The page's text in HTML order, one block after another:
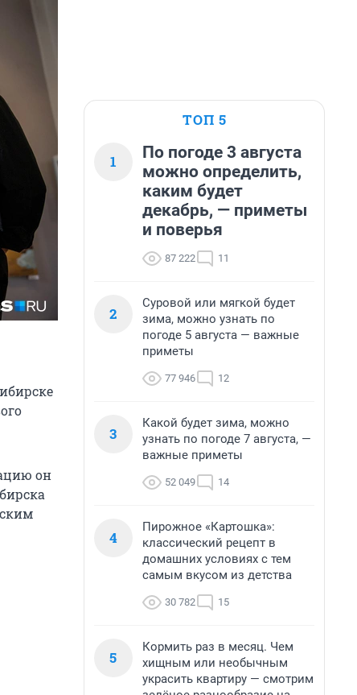
он
ТОП 5
1
По погоде 3 августа
можно определить,
каким будет
декабрь, — приметы
и поверья
87 222 11
2
Суровой или мягкой будет
зима, можно узнать по
погоде 5 августа — важные
приметы
77 946 12
3
Какой будет зима, можно
узнать по погоде 7 августа, —
важные приметы
52 049 14
4
Пирожное «Картошка»:
классический рецепт в
домашних условиях с тем
самым вкусом из детства
30 782 15
5
Кормить раз в месяц. Чем
хищным или необычным
украсить квартиру — смотрим